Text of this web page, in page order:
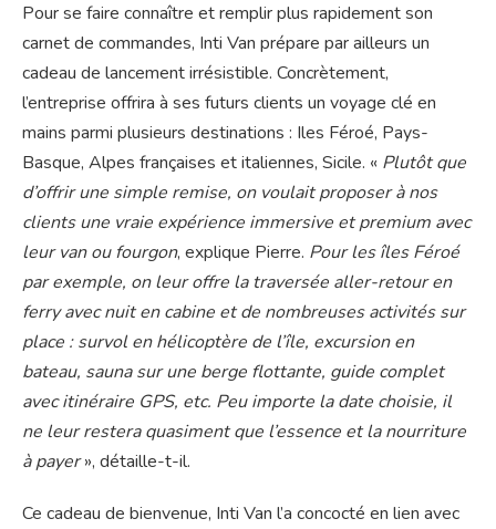
Pour se faire connaître et remplir plus rapidement son
carnet de commandes, Inti Van prépare par ailleurs un
cadeau de lancement irrésistible. Concrètement,
l’entreprise offrira à ses futurs clients un voyage clé en
mains parmi plusieurs destinations : Iles Féroé, Pays-
Basque, Alpes françaises et italiennes, Sicile. « Plutôt que
d’offrir une simple remise, on voulait proposer à nos
clients une vraie expérience immersive et premium avec
leur van ou fourgon, explique Pierre. Pour les îles Féroé
par exemple, on leur offre la traversée aller-retour en
ferry avec nuit en cabine et de nombreuses activités sur
place : survol en hélicoptère de l’île, excursion en
bateau, sauna sur une berge flottante, guide complet
avec itinéraire GPS, etc. Peu importe la date choisie, il
ne leur restera quasiment que l’essence et la nourriture
à payer», détaille-t-il.
Ce cadeau de bienvenue, Inti Van l’a concocté en lien avec